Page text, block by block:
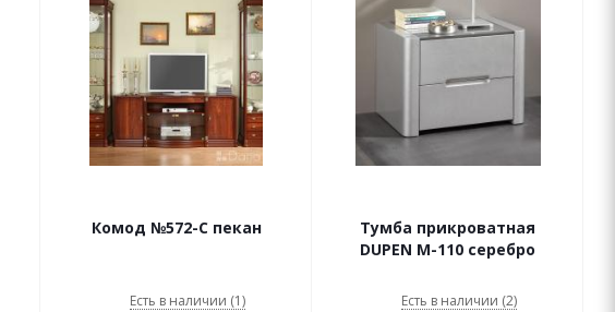
Комод №572-С пекан
Есть в наличии (1)
Тумба прикроватная
DUPEN М-110 серебро
Есть в наличии (2)